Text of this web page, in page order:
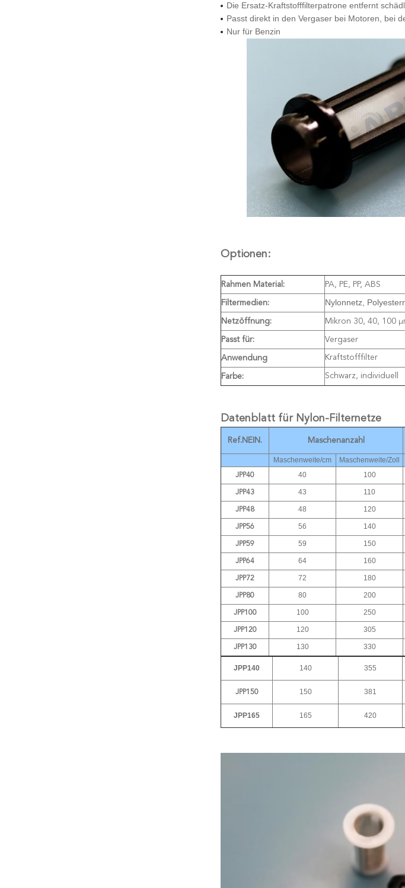
Die Ersatz-Kraftstofffilterpatrone entfernt
Passt direkt in den Vergaser bei Motoren, bei
Nur für Benzin
Optionen:
Rahmen Material: PA, PE, PP, ABS
Filtermedien: Nylonnetz,
Netzöffnung: Mikron 30, 40, 100
Passt für: Vergaser
Anwendung Kraftstofffilter
Farbe: Schwarz, individuell
Datenblatt für Nylon-Filternetze
Ref.NEIN. Maschenanzahl
Maschenweite/cm Maschenweite/Zoll
JPP40 40 100
JPP43 43 110
JPP48 48 120
JPP56 56 140
JPP59 59 150
JPP64 64 160
JPP72 72 180
JPP80 80 200
JPP100 100 250
JPP120 120 305
JPP130 130 330
JPP140 140 355
JPP150 150 381
JPP165 165 420